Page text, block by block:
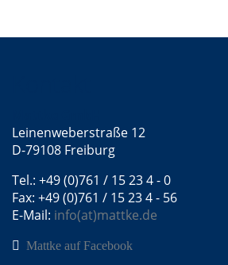
Leinenweberstraße 12
D-79108 Freiburg
Tel.: +49 (0)761 / 15 23 4 - 0
Fax: +49 (0)761 / 15 23 4 - 56
E-Mail: info(at)mattke.de
Mattke auf Facebook